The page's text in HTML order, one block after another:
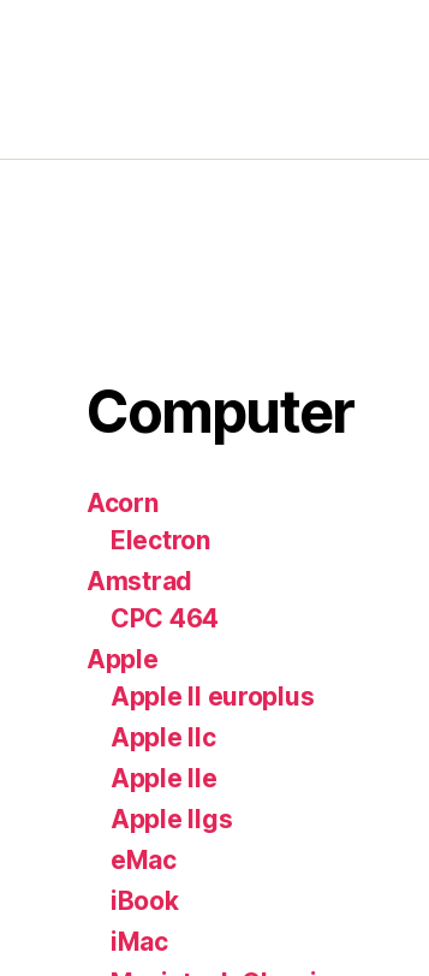
Computer
Acorn
Electron
Amstrad
CPC 464
Apple
Apple II europlus
Apple IIc
Apple IIe
Apple IIgs
eMac
iBook
iMac